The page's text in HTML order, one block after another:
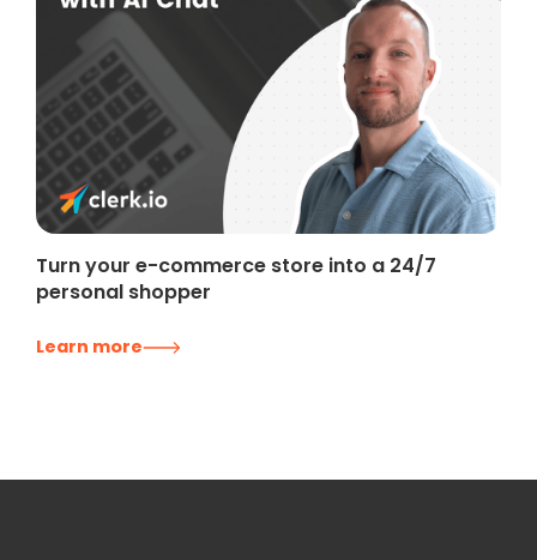
Turn your e-commerce store into a 24/7
personal shopper
Learn more